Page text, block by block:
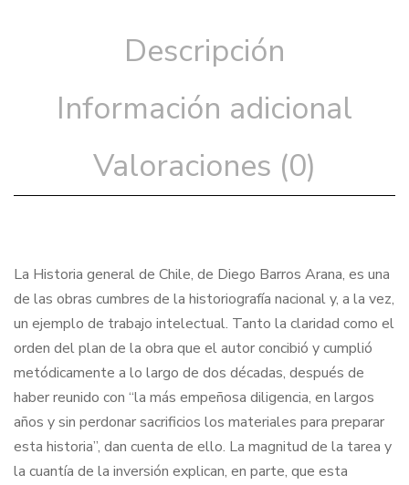
Descripción
Información adicional
Valoraciones (0)
La Historia general de Chile, de Diego Barros Arana, es una
de las obras cumbres de la historiografía nacional y, a la vez,
un ejemplo de trabajo intelectual. Tanto la claridad como el
orden del plan de la obra que el autor concibió y cumplió
metódicamente a lo largo de dos décadas, después de
haber reunido con “la más empeñosa diligencia, en largos
años y sin perdonar sacrificios los materiales para preparar
esta historia”, dan cuenta de ello. La magnitud de la tarea y
la cuantía de la inversión explican, en parte, que esta